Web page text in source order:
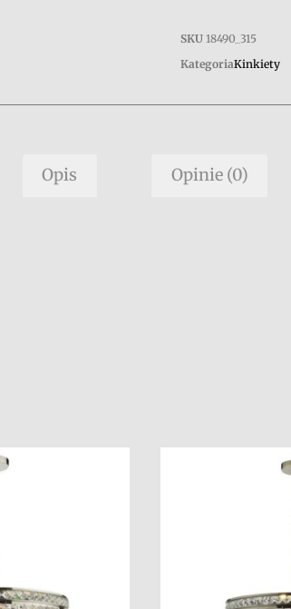
SKU18490_315
KategoriaKinkiety
Opis Opinie (0)